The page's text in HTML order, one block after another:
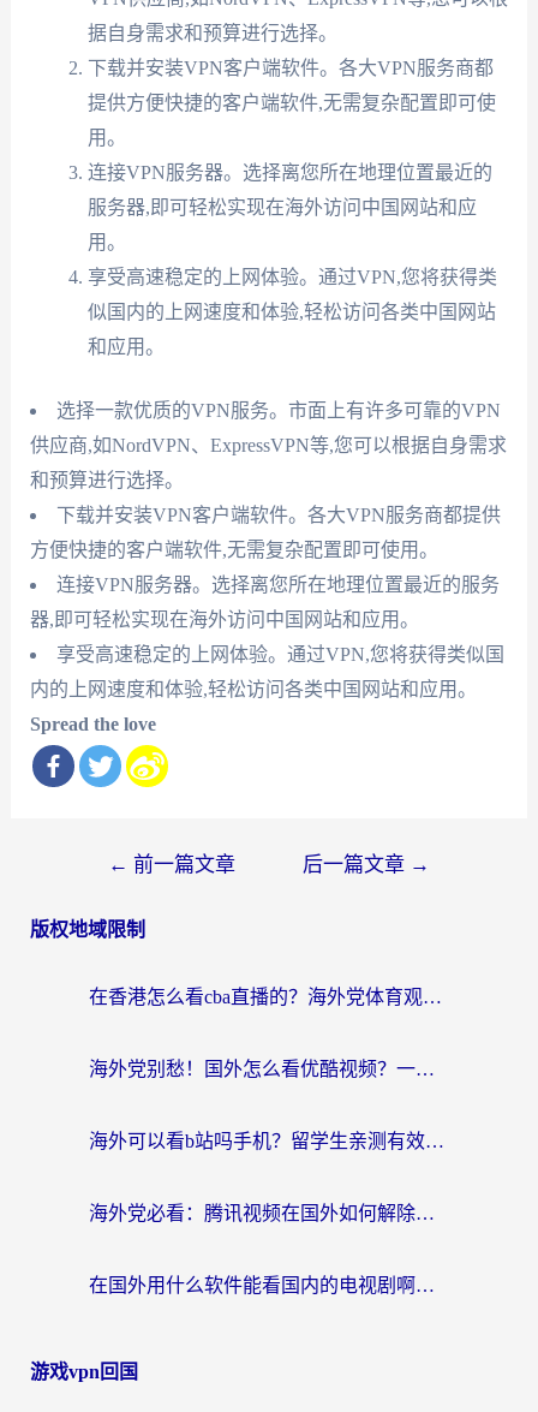
据自身需求和预算进行选择。
下载并安装VPN客户端软件。各大VPN服务商都
提供方便快捷的客户端软件,无需复杂配置即可使
用。
连接VPN服务器。选择离您所在地理位置最近的
服务器,即可轻松实现在海外访问中国网站和应
用。
享受高速稳定的上网体验。通过VPN,您将获得类
似国内的上网速度和体验,轻松访问各类中国网站
和应用。
选择一款优质的VPN服务。市面上有许多可靠的VPN
供应商,如NordVPN、ExpressVPN等,您可以根据自身需求
和预算进行选择。
下载并安装VPN客户端软件。各大VPN服务商都提供
方便快捷的客户端软件,无需复杂配置即可使用。
连接VPN服务器。选择离您所在地理位置最近的服务
器,即可轻松实现在海外访问中国网站和应用。
享受高速稳定的上网体验。通过VPN,您将获得类似国
内的上网速度和体验,轻松访问各类中国网站和应用。
Spread the love
导
← 前一篇文章 后一篇文章 →
版权地域限制
在香港怎么看cba直播的？海外党体育观赛终极指南：告别版权限制，畅享中文解说
海外党别愁！国外怎么看优酷视频？一招解决追剧、看直播难题
海外可以看b站吗手机？留学生亲测有效的回国加速指南
海外党必看：腾讯视频在国外如何解除地域限制？附优酷咪咕使用指南
在国外用什么软件能看国内的电视剧啊？留学生亲测有效的回国加速方案
游戏vpn回国